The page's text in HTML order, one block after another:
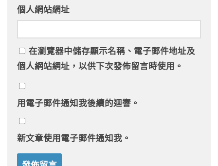
個人網站網址
在瀏覽器中儲存顯示名稱、電子郵件地址及
個人網站網址，以供下次發佈留言時使用。
用電子郵件通知我後續的迴響。
新文章使用電子郵件通知我。